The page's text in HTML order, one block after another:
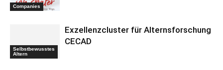
Companies
Selbstbewusstes
Altern
Exzellenzcluster für Alternsforschung
CECAD